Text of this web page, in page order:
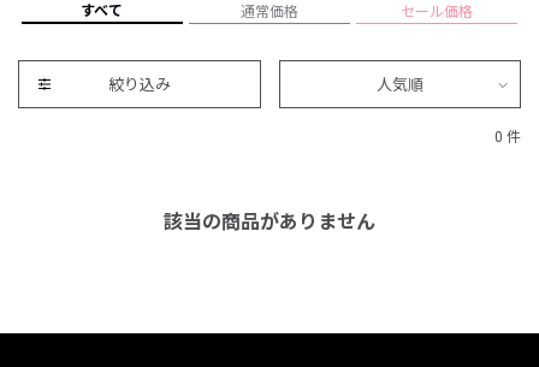
すべて 通常価格 セール価格
絞り込み 人気順
0 件
該当の商品がありません